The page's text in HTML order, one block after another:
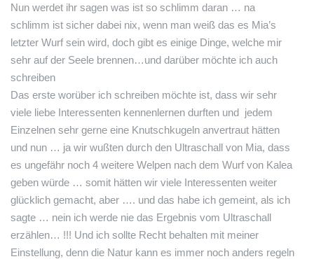
Nun werdet ihr sagen was ist so schlimm daran … na
schlimm ist sicher dabei nix, wenn man weiß das es Mia’s
letzter Wurf sein wird, doch gibt es einige Dinge, welche mir
sehr auf der Seele brennen…und darüber möchte ich auch
schreiben
Das erste worüber ich schreiben möchte ist, dass wir sehr
viele liebe Interessenten kennenlernen durften und jedem
Einzelnen sehr gerne eine Knutschkugeln anvertraut hätten
und nun … ja wir wußten durch den Ultraschall von Mia, dass
es ungefähr noch 4 weitere Welpen nach dem Wurf von Kalea
geben würde … somit hätten wir viele Interessenten weiter
glücklich gemacht, aber …. und das habe ich gemeint, als ich
sagte … nein ich werde nie das Ergebnis vom Ultraschall
erzählen… !!! Und ich sollte Recht behalten mit meiner
Einstellung, denn die Natur kann es immer noch anders regeln